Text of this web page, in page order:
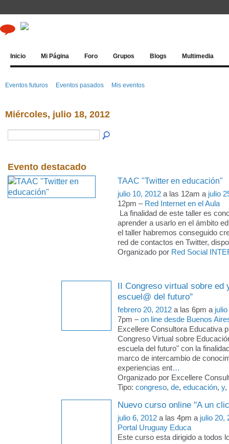
Inicio Mi Página Foro Grupos Blogs Multimedia
Eventos futuros Eventos pasados Mis eventos
Miércoles, julio 18, 2012
Evento destacado
TAAC "Twitter en educación"
julio 10, 2012 a las 12am a julio
12pm – Red Internet en el Aula
La finalidad de este taller es
aprender a usarlo en el ámbito
el taller habremos conseguido
red de contactos en Twitter,
Organizado por Red Social
II Congreso virtual sobre ed
escuel@ del futuro"
febrero 20, 2012 a las 6pm a
7pm –on line desde Buenos
Excellere Consultora Educativa
Congreso Virtual sobre
escuela del futuro" con la
marco de intercambio de
experiencias ent…
Organizado por Excellere
Tipo: congreso, de, educación, y,
Nuevo curso online "A un
julio 6, 2012 a las 4pm a julio 20,
Portal Uruguay Educa
Este curso esta dirigido a todos